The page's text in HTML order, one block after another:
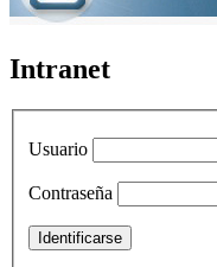
Intranet
Usuario
Contraseña